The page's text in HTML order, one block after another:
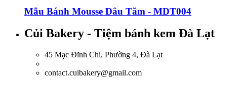
Mẫu Bánh Mousse Dâu Tăm - MDT004
Củi Bakery - Tiệm bánh kem Đà Lạt
45 Mạc Đĩnh Chi, Phường 4, Đà Lạt
contact.cuibakery@gmail.com